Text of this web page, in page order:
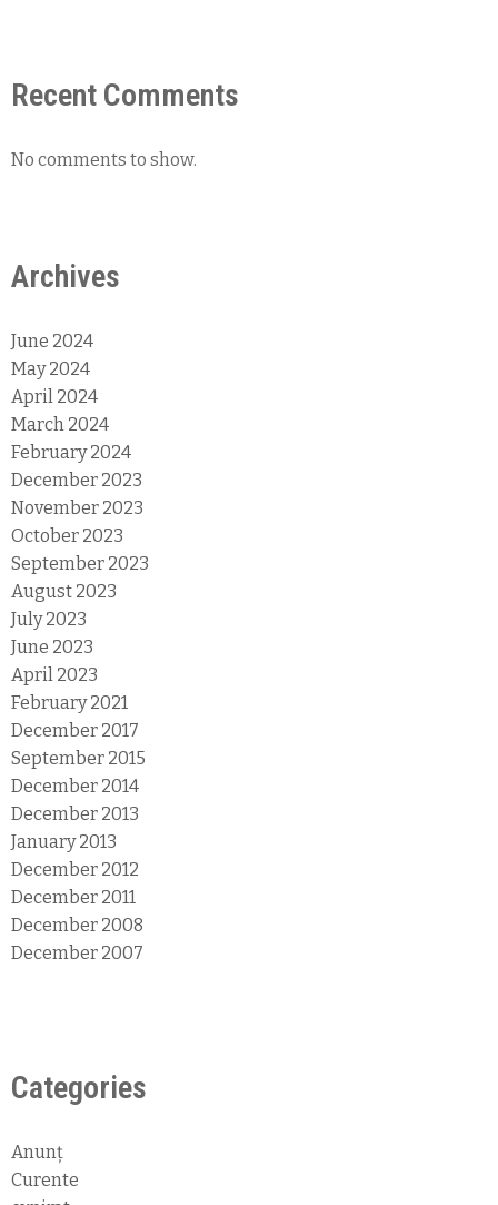
Recent Comments
No comments to show.
Archives
June 2024
May 2024
April 2024
March 2024
February 2024
December 2023
November 2023
October 2023
September 2023
August 2023
July 2023
June 2023
April 2023
February 2021
December 2017
September 2015
December 2014
December 2013
January 2013
December 2012
December 2011
December 2008
December 2007
Categories
Anunț
Curente